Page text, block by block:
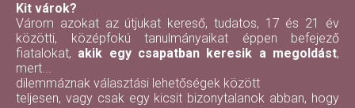
Kit várok?
Várom azokat az útjukat kereső, tudatos, 17 és 21 év
közötti, középfokú tanulmányaikat éppen befejező
fiatalokat, akik egy csapatban keresik a megoldást,
mert...
dilemmáznak választási lehetőségek között
teljesen, vagy csak egy kicsit bizonytalanok abban, hogy